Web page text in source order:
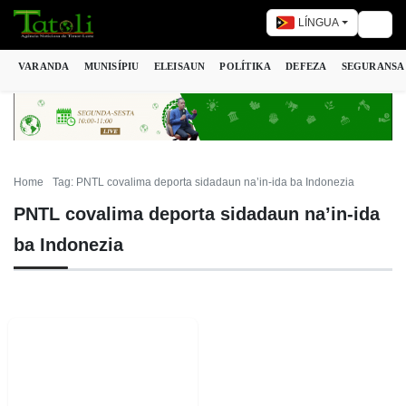
LÍNGUA
VARANDA MUNISÍPIU ELEISAUN POLÍTIKA DEFEZA SEGURANSA
Home Tag: PNTL covalima deporta sidadaun na’in-ida ba Indonezia
PNTL covalima deporta sidadaun na’in-ida
ba Indonezia